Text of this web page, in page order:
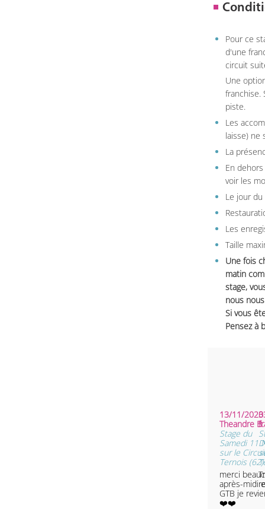
Pour ce
d'une
circuit
Une
franchise.
piste.
Les
laisse) ne
La
En
voir les
Le jour
Les
Taille
Une fois
matin
stage,
nous
Si vous
Pensez à
13/11/
Theandre
Stage du
Samedi 11
sur le
Ternois (62)
merci
après-midi
GTB je
❤️❤️